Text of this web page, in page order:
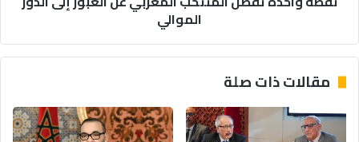
الموالي
مقالات ذات صلة